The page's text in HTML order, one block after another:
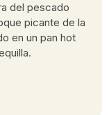
del pescado
picante de la
en un pan hot